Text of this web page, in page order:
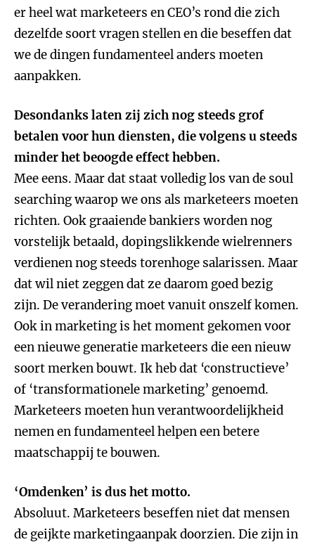
er heel wat marketeers en CEO’s rond die zich
dezelfde soort vragen stellen en die beseffen dat
we de dingen fundamenteel anders moeten
aanpakken.
Desondanks laten zij zich nog steeds grof
betalen voor hun diensten, die volgens u steeds
minder het beoogde effect hebben.
Mee eens. Maar dat staat volledig los van de soul
searching waarop we ons als marketeers moeten
richten. Ook graaiende bankiers worden nog
vorstelijk betaald, dopingslikkende wielrenners
verdienen nog steeds torenhoge salarissen. Maar
dat wil niet zeggen dat ze daarom goed bezig
zijn. De verandering moet vanuit onszelf komen.
Ook in marketing is het moment gekomen voor
een nieuwe generatie marketeers die een nieuw
soort merken bouwt. Ik heb dat ‘constructieve’
of ‘transformationele marketing’ genoemd.
Marketeers moeten hun verantwoordelijkheid
nemen en fundamenteel helpen een betere
maatschappij te bouwen.
‘Omdenken’ is dus het motto.
Absoluut. Marketeers beseffen niet dat mensen
de geijkte marketingaanpak doorzien. Die zijn in